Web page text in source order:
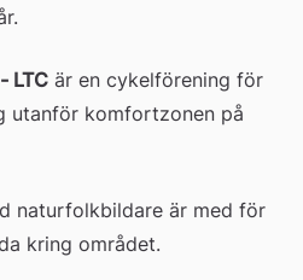
LTC är en cykelförening för
utanför komfortzonen på
naturfolkbildare är med för
kring området.